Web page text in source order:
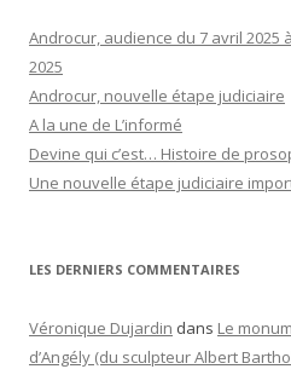
Androcur, audience du 7 avril 2025
2025
Androcur, nouvelle étape judiciaire
A la une de L’informé
Devine qui c’est… Histoire de
Une nouvelle étape judiciaire
LES DERNIERS COMMENTAIRES
Véronique Dujardin dans Le
d’Angély (du sculpteur Albert